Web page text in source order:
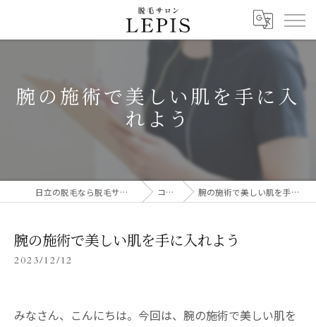
腕の施術で美しい肌を手に入
れよう
日立の脱毛なら脱毛サロン LEPIS コラム 腕の施術で美しい肌を手に入れよう
腕の施術で美しい肌を手に入れよう
2023/12/12
みなさん、こんにちは。今回は、腕の施術で美しい肌を